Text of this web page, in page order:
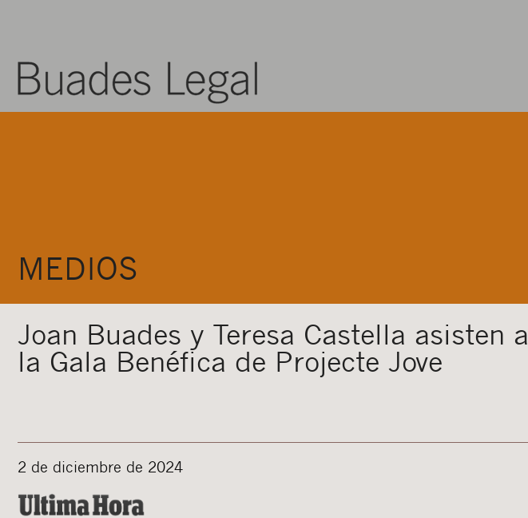
MEDIOS
Joan Buades y Teresa Castella asisten a
la Gala Benéfica de Projecte Jove
2 de diciembre de 2024